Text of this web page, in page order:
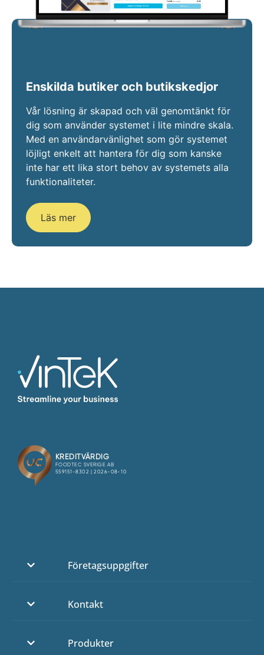
Enskilda butiker och butikskedjor
Vår lösning är skapad och väl genomtänkt för
dig som använder systemet i lite mindre skala.
Med en användarvänlighet som gör systemet
löjligt enkelt att hantera för dig som kanske
inte har ett lika stort behov av systemets alla
funktionaliteter.
Läs mer
Företagsuppgifter
Kontakt
Produkter